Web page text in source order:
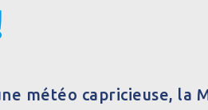
météo capricieuse, la